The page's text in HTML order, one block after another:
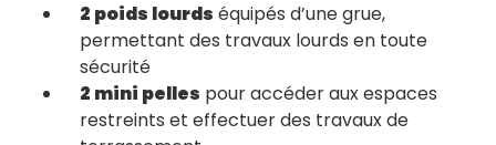
2 poids lourds équipés d’une grue,
permettant des travaux lourds en toute
sécurité
2 mini pelles pour accéder aux espaces
restreints et effectuer des travaux de